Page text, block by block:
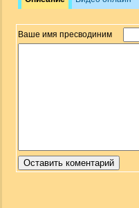
Ваше имя пресводиним